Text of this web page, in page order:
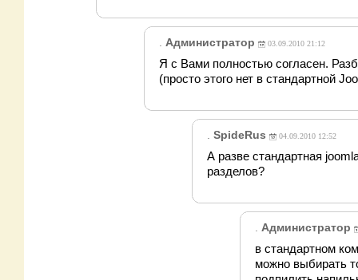
Администратор 03.09.2010 21:12
Я с Вами полностью согласен.
(просто этого нет в стандартной
SpideRus 04.09.2010 12:52
А разве стандартная
разделов?
Администратор
в стандартном
можно выбирать